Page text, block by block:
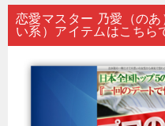
恋愛マスター 乃愛（の
い系）アイテムはこちら